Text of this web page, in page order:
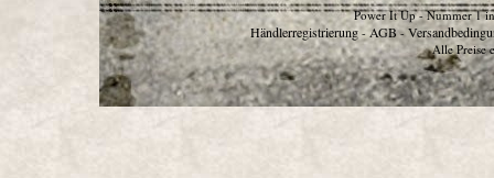
Power It Up - Nummer 1
Händlerregistrierung - AGB -
Alle Preise